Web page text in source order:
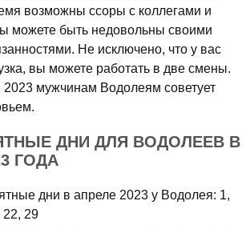
возможны ссоры с коллегами и
можете быть недовольны своими
Не исключено, что у вас
вы можете работать в две смены.
2023 мужчинам Водолеям советует
ДНИ ДЛЯ ВОДОЛЕЕВ В
ГОДА
дни в апреле 2023 у Водолея: 1,
22, 29